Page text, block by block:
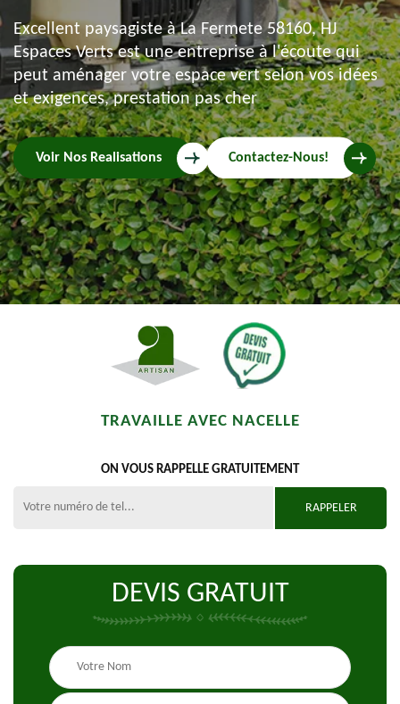
Excellent paysagiste à La Fermete 58160, HJ
Espaces Verts est une entreprise à l'écoute qui
peut aménager votre espace vert selon vos idées
et exigences, prestation pas cher
Voir Nos Realisations Contactez-Nous!
TRAVAILLE AVEC NACELLE
ON VOUS RAPPELLE GRATUITEMENT
DEVIS GRATUIT